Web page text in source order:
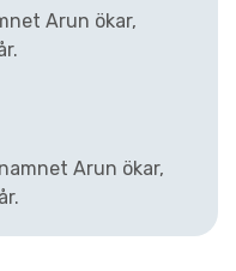
Arun ökar,
Arun ökar,